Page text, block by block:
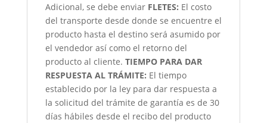
Adicional, se debe enviar FLETES: El costo
del transporte desde donde se encuentre el
producto hasta el destino será asumido por
el vendedor así como el retorno del
producto al cliente. TIEMPO PARA DAR
RESPUESTA AL TRÁMITE: El tiempo
establecido por la ley para dar respuesta a
la solicitud del trámite de garantía es de 30
días hábiles desde el recibo del producto